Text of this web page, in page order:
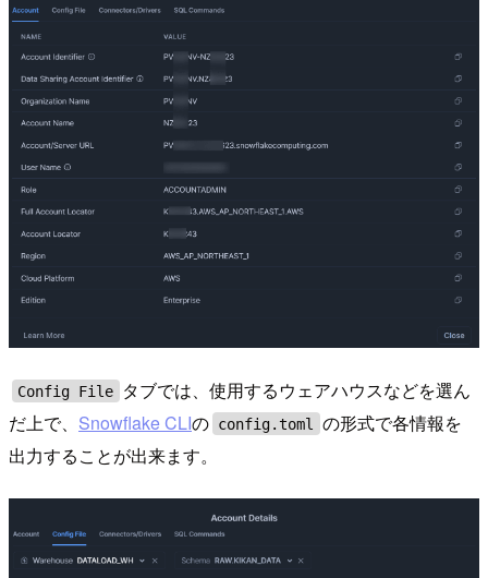
Config File
タブでは、使用するウェアハウスなどを選ん
だ上で、 Snowflake CLIの config.toml
の形式で各情報を
出力することが出来ます。